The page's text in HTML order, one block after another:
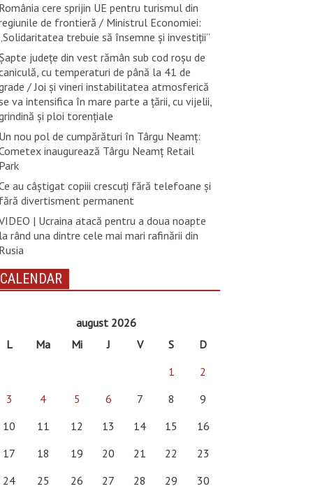
cere sprijin UE pentru turismul din
de frontieră / Ministrul Economiei:
trebuie să însemne și investiții”
județe din vest rămân sub cod roșu de
cu temperaturi de până la 41 de
/ Joi și vineri instabilitatea atmosferică
va intensifica în mare parte a țării, cu vijelii,
și ploi torențiale
nou pol de cumpărături în Târgu Neamț:
inaugurează Târgu Neamț Retail
au câștigat copiii crescuți fără telefoane și
divertisment permanent
| Ucraina atacă pentru a doua noapte
rând una dintre cele mai mari rafinării din
CALENDAR
august 2026
L
Ma Mi J V S
D
1
2
3
4 5 6 7 8
9
10
11 12 13 14 15
16
17
18 19 20 21 22
23
24
25 26 27 28 29
30